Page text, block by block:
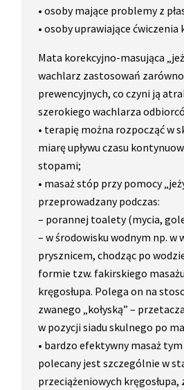
• osoby mające problemy z
• osoby uprawiające ćwiczenia
Mata korekcyjno-masująca
wachlarz zastosowań
prewencyjnych, co czyni ją
szerokiego wachlarza
• terapię można rozpocząć w
miarę upływu czasu
stopami;
• masaż stóp przy pomocy
przeprowadzany podczas:
– porannej toalety (mycia,
– w środowisku wodnym np. w
prysznicem, chodząc po
formie tzw. fakirskiego
kręgosłupa. Polega on na
zwanego „kołyską” –
w pozycji siadu skulnego po
• bardzo efektywny masaż
polecany jest szczególnie w
przeciążeniowych